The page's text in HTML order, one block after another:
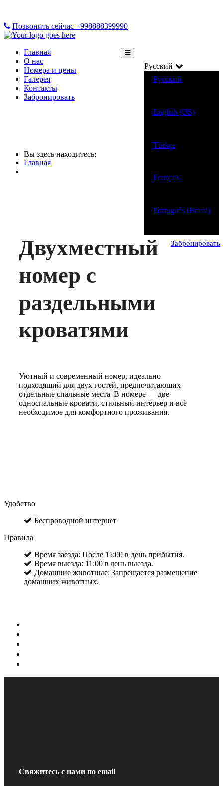
Позвонить сейчас +998888399990
Русский
Русский
English (US)
Türkçe
Français
Português (Brasil)
Главная
О нас
Номера и цены
Галерея
Контакты
Забронировать
Вы здесь находитесь:
Главная
Двухместный
номер с
раздельными
кроватями
Забронировать
Уютный и современный номер, идеально
подходящий для двух гостей, предпочитающих
отдельные спальные места. В номере — две
односпальные кровати, стильный интерьер и всё
необходимое для комфортного проживания.
Удобство
Беспроводной интернет
Правила
Время заезда: После 15:00 в день прибытия.
Время выезда: 11:00 в день выезда.
Домашние животные: Запрещается размещение
домашних животных.
Свяжитесь с нами по email